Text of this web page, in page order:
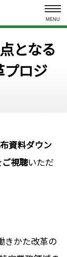
MENU
となる
プロジ
資料ダウン
視聴いただ
きかた改革の